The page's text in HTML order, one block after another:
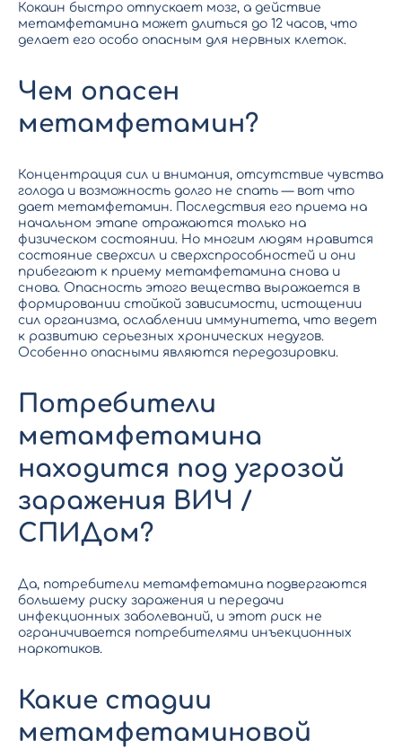
Кокаин быстро отпускает мозг, а действие
метамфетамина может длиться до 12 часов, что
делает его особо опасным для нервных клеток.
Чем опасен
метамфетамин?
Концентрация сил и внимания, отсутствие чувства
голода и возможность долго не спать — вот что
дает метамфетамин. Последствия его приема на
начальном этапе отражаются только на
физическом состоянии. Но многим людям нравится
состояние сверхсил и сверхспрособностей и они
прибегают к приему метамфетамина снова и
снова. Опасность этого вещества выражается в
формировании стойкой зависимости, истощении
сил организма, ослаблении иммунитета, что ведет
к развитию серьезных хронических недугов.
Особенно опасными являются передозировки.
Потребители
метамфетамина
находится под угрозой
заражения ВИЧ /
СПИДом?
Да, потребители метамфетамина подвергаются
большему риску заражения и передачи
инфекционных заболеваний, и этот риск не
ограничивается потребителями инъекционных
наркотиков.
Какие стадии
метамфетаминовой